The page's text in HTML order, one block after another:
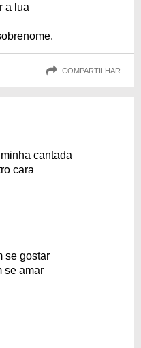
a lua
COMPARTILHAR
cantada
cara
se gostar
se amar